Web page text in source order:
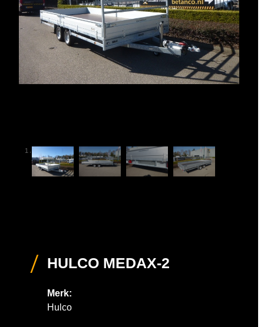
1 /
HULCO MEDAX-2
Merk:
Hulco